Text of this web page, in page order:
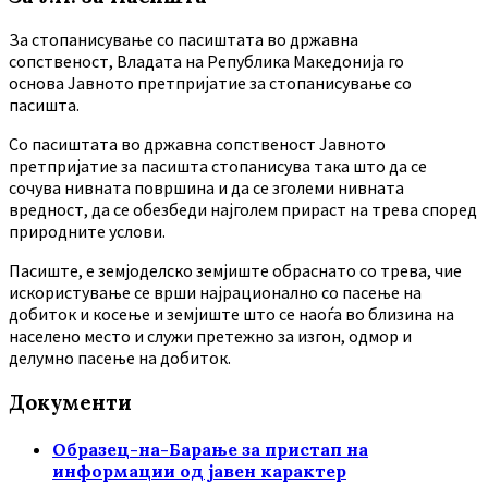
За стопанисување со пасиштата во државна
сопственост, Владата на Република Македонија го
основа Јавното претпријатие за стопанисување со
пасишта.
Co пасиштата во државна сопственост Јавното
претпријатие за пасишта стопанисува така што да се
сочува нивната површина и да се зголеми нивната
вредност, да се обезбеди најголем прираст на трева според
природните услови.
Пасиште, е земјоделско земјиште обраснато со трева, чие
искористување се врши најрационално со пасење на
добиток и косење и земјиште што се наоѓа во близина на
населено место и служи претежно за изгон, одмор и
делумно пасење на добиток.
Документи
Образец-на-Барање за пристап на
информации од јавен карактер